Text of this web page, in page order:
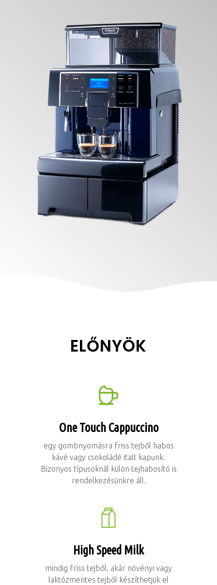
ELŐNYÖK
One Touch Cappuccino
egy gombnyomásra friss tejből habos
kávé vagy csokoládé italt kapunk.
Bizonyos típusoknál külön tejhabosító is
rendelkezésünkre áll.
High Speed Milk
mindig friss tejből, akár növényi vagy
laktózmentes tejből készíthetjük el